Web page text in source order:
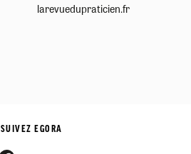
larevuedupraticien.fr
SUIVEZ EGORA